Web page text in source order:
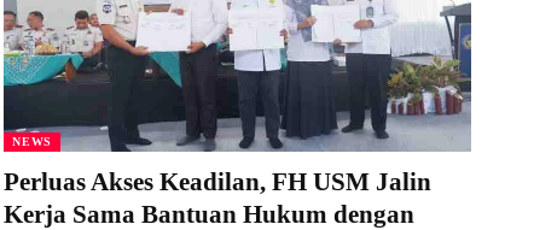
NEWS
Perluas Akses Keadilan, FH USM Jalin
Kerja Sama Bantuan Hukum dengan